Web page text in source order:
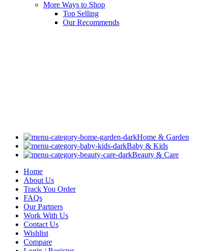
More Ways to Shop
Top Selling
Our Recommends
Home & Garden
Baby & Kids
Beauty & Care
Home
About Us
Track You Order
FAQs
Our Partners
Work With Us
Contact Us
Wishlist
Compare